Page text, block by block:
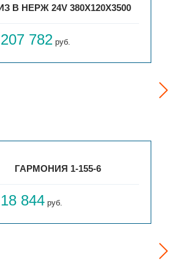
В НЕРЖ 24V 380X120X3500
207 782 руб.
ГАРМОНИЯ 1-155-6
18 844 руб.